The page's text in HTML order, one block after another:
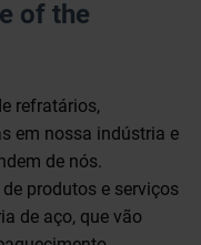
of the
refratários,
em nossa indústria e
de nós.
produtos e serviços
de aço, que vão